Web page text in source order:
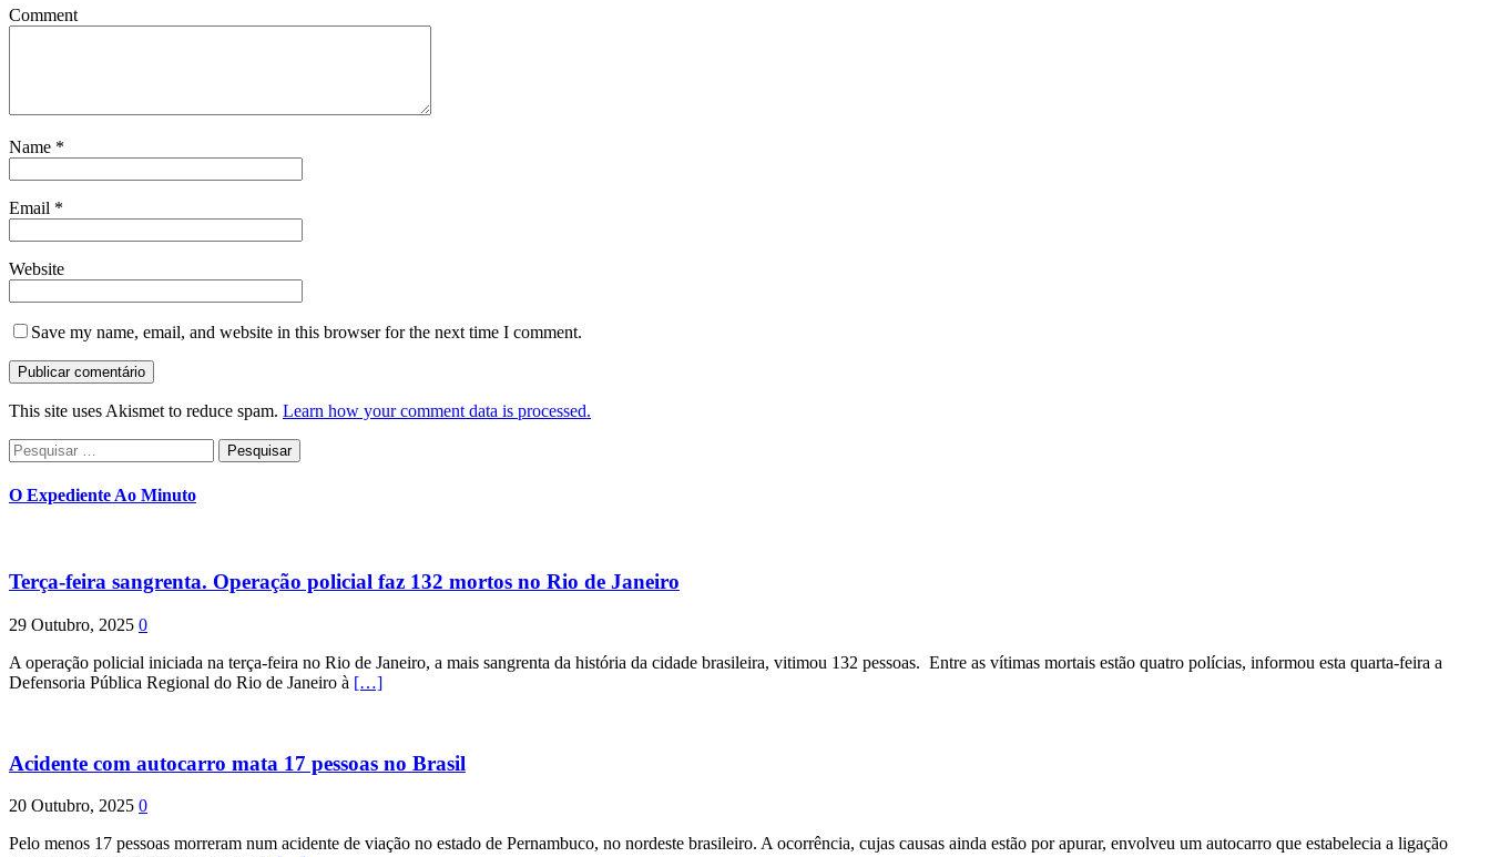
Comment
Name *
Email *
Website
Save my name, email, and website in this browser for the next time I comment.
This site uses Akismet to reduce spam. Learn how your comment data is processed.
Pesquisar
por:
O Expediente Ao Minuto
Terça-feira sangrenta. Operação policial faz 132 mortos no Rio de Janeiro
29 Outubro, 2025 0
A operação policial iniciada na terça-feira no Rio de Janeiro, a mais sangrenta da história da cidade brasileira, vitimou 132 pessoas. Entre as vítimas mortais estão quatro polícias, informou esta quarta-feira a
Defensoria Pública Regional do Rio de Janeiro à […]
Acidente com autocarro mata 17 pessoas no Brasil
20 Outubro, 2025 0
Pelo menos 17 pessoas morreram num acidente de viação no estado de Pernambuco, no nordeste brasileiro. A ocorrência, cujas causas ainda estão por apurar, envolveu um autocarro que estabelecia a ligação